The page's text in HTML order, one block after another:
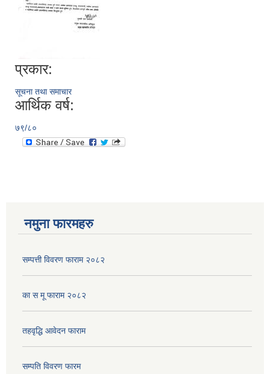
प्रकार:
सूचना तथा समाचार
आर्थिक वर्ष:
७९/८०
नमुना फारमहरु
सम्पत्ती विवरण फाराम २०८२
का स मू फाराम २०८२
तहवृद्धि आवेदन फाराम
सम्पति विवरण फारम